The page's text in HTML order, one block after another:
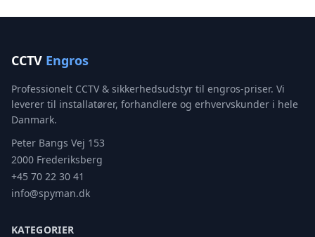
CCTV Engros
Professionelt CCTV & sikkerhedsudstyr til engros-priser. Vi
leverer til installatører, forhandlere og erhvervskunder i hele
Danmark.
Peter Bangs Vej 153
2000 Frederiksberg
+45 70 22 30 41
info@spyman.dk
KATEGORIER